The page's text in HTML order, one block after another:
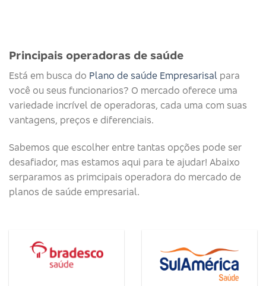
Principais operadoras de saúde​
Está em busca do Plano de saúde Empresarisal para
você ou seus funcionarios? O mercado oferece uma
variedade incrível de operadoras, cada uma com suas
vantagens, preços e diferenciais.
Sabemos que escolher entre tantas opções pode ser
desafiador, mas estamos aqui para te ajudar! Abaixo
serparamos as primcipais operadora do mercado de
planos de saúde empresarial.